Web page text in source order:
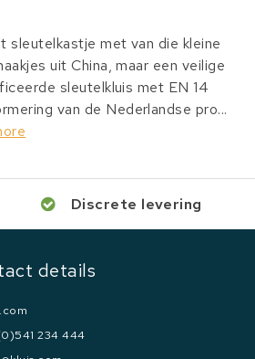
sleutelkastje met van die kleine
uit China, maar een veilige
sleutelkluis met EN 14
van de Nederlandse pro...
Discrete levering
details
234 444